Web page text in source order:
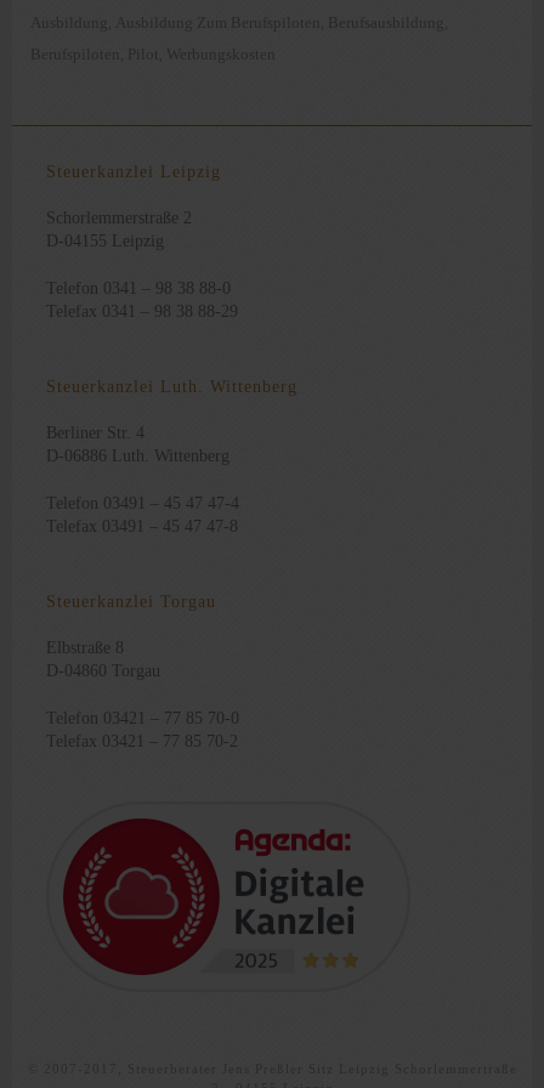
Ausbildung Ausbildung Zum Berufspiloten Berufsausbildung ,
Berufspiloten , Pilot , Werbungskosten
Steuerkanzlei Leipzig
Schorlemmerstraße 2
D-04155 Leipzig
Telefon 0341 – 98 38 88-0
Telefax 0341 – 98 38 88-29
Steuerkanzlei Luth. Wittenberg
Berliner Str. 4
D-06886 Luth. Wittenberg
Telefon 03491 – 45 47 47-4
Telefax 03491 – 45 47 47-8
Steuerkanzlei Torgau
Elbstraße 8
D-04860 Torgau
Telefon 03421 – 77 85 70-0
Telefax 03421 – 77 85 70-2